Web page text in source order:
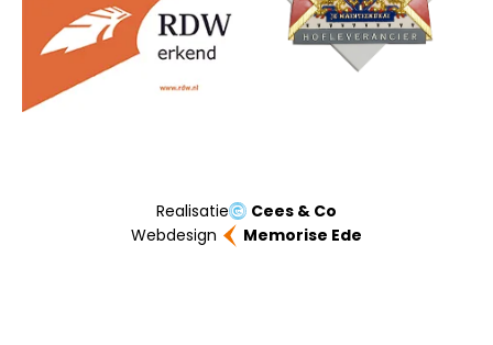
Realisatie
Cees & Co
Webdesign
Memorise Ede